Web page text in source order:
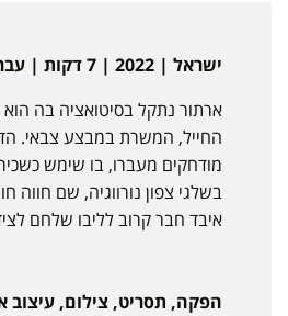
ישראל | 2022 | 7 דקות | עברית | אנימציה
ארתור נתקל בסיטואציה בה
החייל, המשרת במבצע צבאי.
מודחקים מעברו, בו שימש
בשלגי צפון נורווגיה, שם חווה
איבד חבר קרוב לליבו שלחם
הפקה, תסריט, צילום, עיצוב